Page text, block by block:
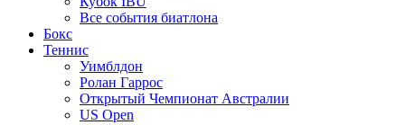
Все события биатлона
Бокс
Теннис
Уимблдон
Ролан Гаррос
Открытый Чемпионат Австралии
US Open